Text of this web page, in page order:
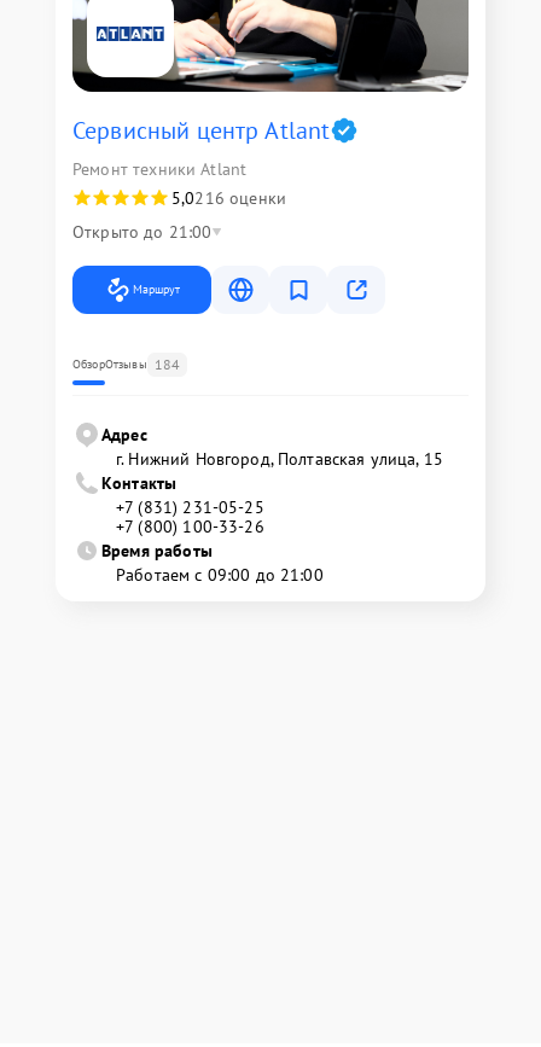
Сервисный центр Atlant
Ремонт техники Atlant
5,0216 оценки
Открыто до 21:00
Маршрут
ОбзорОтзывы 184
Адрес
г. Нижний Новгород, Полтавская улица, 15
Контакты
+7 (831) 231-05-25
+7 (800) 100-33-26
Время работы
Работаем с 09:00 до 21:00